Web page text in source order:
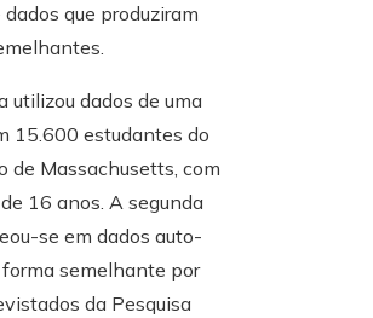
que produziram
utilizou dados de uma
15.600 estudantes do
de Massachusetts, com
16 anos. A segunda
se em dados auto-
semelhante por
da Pesquisa